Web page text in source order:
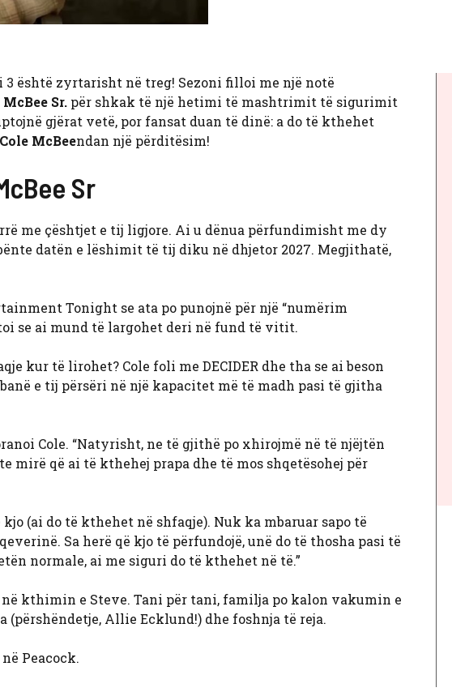
3 është zyrtarisht në treg! Sezoni filloi me një notë
Sr. për shkak të një hetimi të mashtrimit të sigurimit
gjërat vetë, por fansat duan të dinë: a do të kthehet
Cole McBeendan një përditësim!
Sr
me çështjet e tij ligjore. Ai u dënua përfundimisht me dy
datën e lëshimit të tij diku në dhjetor 2027. Megjithatë,
Tonight se ata po punojnë për një “numërim
se ai mund të largohet deri në fund të vitit.
kur të lirohet? Cole foli me DECIDER dhe tha se ai beson
e tij përsëri në një kapacitet më të madh pasi të gjitha
Cole. “Natyrisht, ne të gjithë po xhirojmë në të njëjtën
mirë që ai të kthehej prapa dhe të mos shqetësohej për
(ai do të kthehet në shfaqje). Nuk ka mbaruar sapo të
Sa herë që kjo të përfundojë, unë do të thosha pasi të
normale, ai me siguri do të kthehet në të.”
kthimin e Steve. Tani për tani, familja po kalon vakumin e
(përshëndetje, Allie Ecklund!) dhe foshnja të reja.
Peacock.